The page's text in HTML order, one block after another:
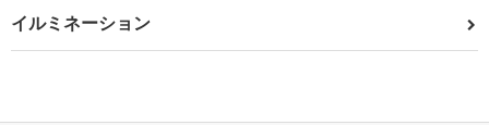
イルミネーション